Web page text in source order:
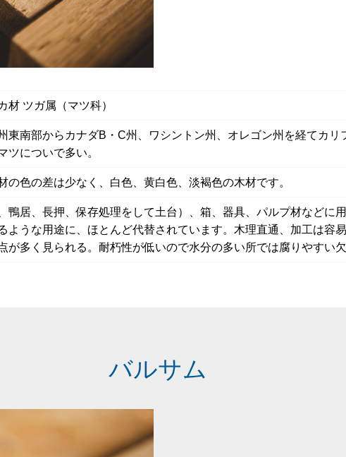
材 ツガ属（マツ科）
東南部からカナダB・C州、ワシントン州、オレゴン州を経てカ
ツについで多い。
の色の差は少なく、白色、黄白色、淡褐色の木材です。
鴨居、長押、保存処理をして土台）、箱、器具、パルプ材などに
ような用途に、ほとんど代替されています。木理直通、加工は容
が多く見られる。耐朽性が低いので水分の多い所では腐りやすい欠
バルサム